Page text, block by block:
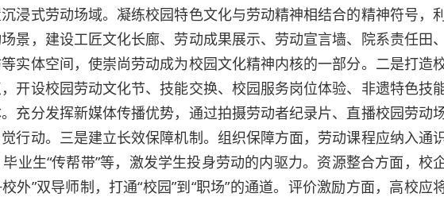
浸式劳动场域。凝练校园特色文化与劳动精神相结合的精神符号，
景，建设工匠文化长廊、劳动成果展示、劳动宣言墙、院系责任田、
实体空间，使崇尚劳动成为校园文化精神内核的一部分。二是打造
开设校园劳动文化节、技能交换、校园服务岗位体验、非遗特色技
充分发挥新媒体传播优势，通过拍摄劳动者纪录片、直播校园劳动
行动。三是建立长效保障机制。组织保障方面，劳动课程应纳入通
业生“传帮带”等，激发学生投身劳动的内驱力。资源整合方面，校
外”双导师制，打通“校园”到“职场”的通道。评价激励方面，高校应